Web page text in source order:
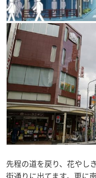
先程の道を戻り、花やし
街通りに出てます。更に